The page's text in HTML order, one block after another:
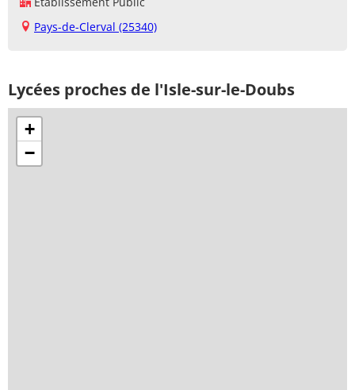
Pays-de-Clerval (25340)
Lycées proches de l'Isle-sur-le-Doubs
+
−